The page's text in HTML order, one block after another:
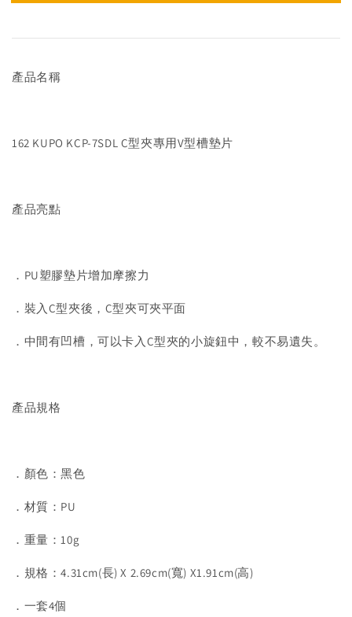
產品名稱
162 KUPO KCP-7SDL C型夾專用V型槽墊片
產品亮點
．PU塑膠墊片增加摩擦力
．裝入C型夾後，C型夾可夾平面
．中間有凹槽，可以卡入C型夾的小旋鈕中，較不易遺失。
產品規格
．顏色：黑色
．材質：PU
．重量：10g
．規格：4.31cm(長) X 2.69cm(寬) X1.91cm(高)
．一套4個